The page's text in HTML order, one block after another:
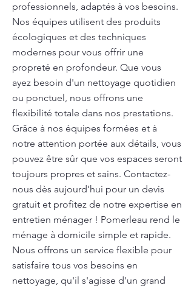
professionnels, adaptés à vos besoins.
Nos équipes utilisent des produits
écologiques et des techniques
modernes pour vous offrir une
propreté en profondeur. Que vous
ayez besoin d'un nettoyage quotidien
ou ponctuel, nous offrons une
flexibilité totale dans nos prestations.
Grâce à nos équipes formées et à
notre attention portée aux détails, vous
pouvez être sûr que vos espaces seront
toujours propres et sains. Contactez-
nous dès aujourd’hui pour un devis
gratuit et profitez de notre expertise en
entretien ménager ! Pomerleau rend le
ménage à domicile simple et rapide.
Nous offrons un service flexible pour
satisfaire tous vos besoins en
nettoyage, qu'il s'agisse d'un grand